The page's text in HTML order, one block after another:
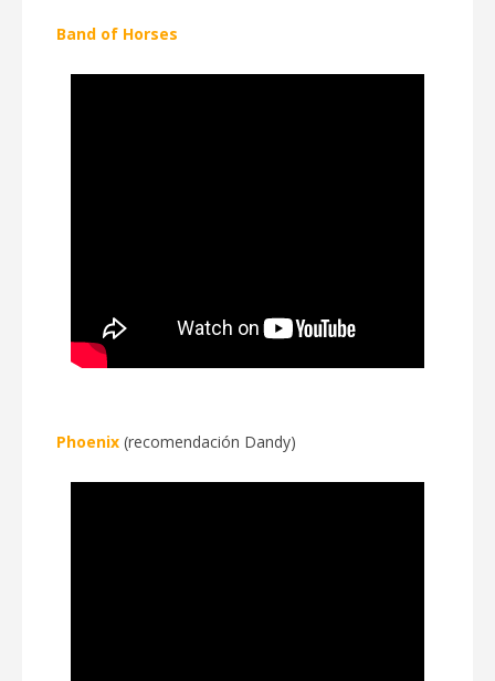
Band of Horses
Phoenix (recomendación Dandy)